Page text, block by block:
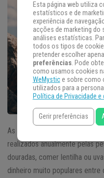
As superstições para dinheiro
realizados anualmente pelas
douradas, comer lentilha ou
dinheiro muito populares
Esta página web utiliza
estatísticos e de
experiência de
acções de marketing do
análises estatísticas.
todos os tipos de
pretender escolher
preferências. Pode
como usamos cookies
WeMystice sobre como
utilizados para a
Política de Privacidade e
Gerir preferências